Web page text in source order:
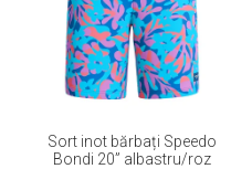
Accesorii inot
Genti si rucsacuri
Tricouri, pantaloni, bluze
Costume profesionale inot
Sort inot bărbați Speedo
Bondi 20” albastru/roz